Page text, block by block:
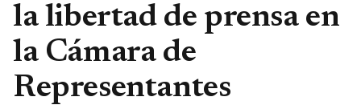
la libertad de prensa en
la Cámara de
Representantes